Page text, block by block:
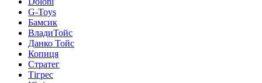
G-Toys
Бамсик
ВладиТойс
Данко Тойс
Копиця
Стратег
Тігрес